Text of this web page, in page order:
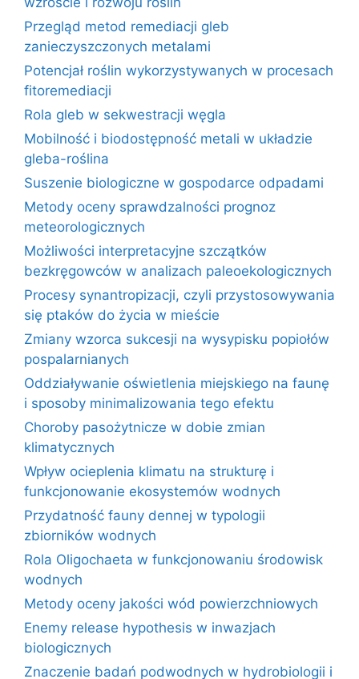
Przegląd metod remediacji gleb
zanieczyszczonych metalami
Potencjał roślin wykorzystywanych w procesach
fitoremediacji
Rola gleb w sekwestracji węgla
Mobilność i biodostępność metali w układzie
gleba-roślina
Suszenie biologiczne w gospodarce odpadami
Metody oceny sprawdzalności prognoz
meteorologicznych
Możliwości interpretacyjne szczątków
bezkręgowców w analizach paleoekologicznych
Procesy synantropizacji, czyli przystosowywania
się ptaków do życia w mieście
Zmiany wzorca sukcesji na wysypisku popiołów
pospalarnianych
Oddziaływanie oświetlenia miejskiego na faunę
i sposoby minimalizowania tego efektu
Choroby pasożytnicze w dobie zmian
klimatycznych
Wpływ ocieplenia klimatu na strukturę i
funkcjonowanie ekosystemów wodnych
Przydatność fauny dennej w typologii
zbiorników wodnych
Rola Oligochaeta w funkcjonowaniu środowisk
wodnych
Metody oceny jakości wód powierzchniowych
Enemy release hypothesis w inwazjach
biologicznych
Znaczenie badań podwodnych w hydrobiologii i